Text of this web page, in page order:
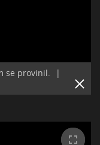
se provinil.
|